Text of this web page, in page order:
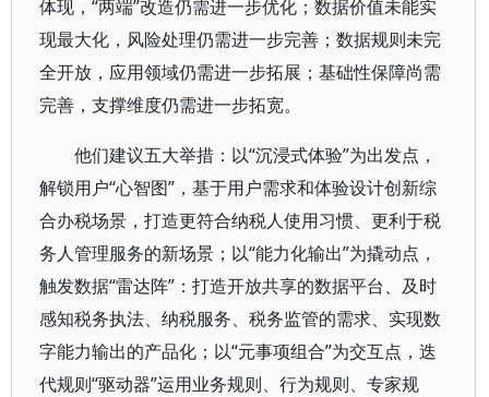
体现，“两端”改造仍需进一步优化；数据价值未能实
现最大化，风险处理仍需进一步完善；数据规则未完
全开放，应用领域仍需进一步拓展；基础性保障尚需
完善，支撑维度仍需进一步拓宽。
他们建议五大举措：以“沉浸式体验”为出发点，
解锁用户“心智图”，基于用户需求和体验设计创新综
合办税场景，打造更符合纳税人使用习惯、更利于税
务人管理服务的新场景；以“能力化输出”为撬动点，
触发数据“雷达阵”：打造开放共享的数据平台、及时
感知税务执法、纳税服务、税务监管的需求、实现数
字能力输出的产品化；以“元事项组合”为交互点，迭
代规则“驱动器”运用业务规则、行为规则、专家规